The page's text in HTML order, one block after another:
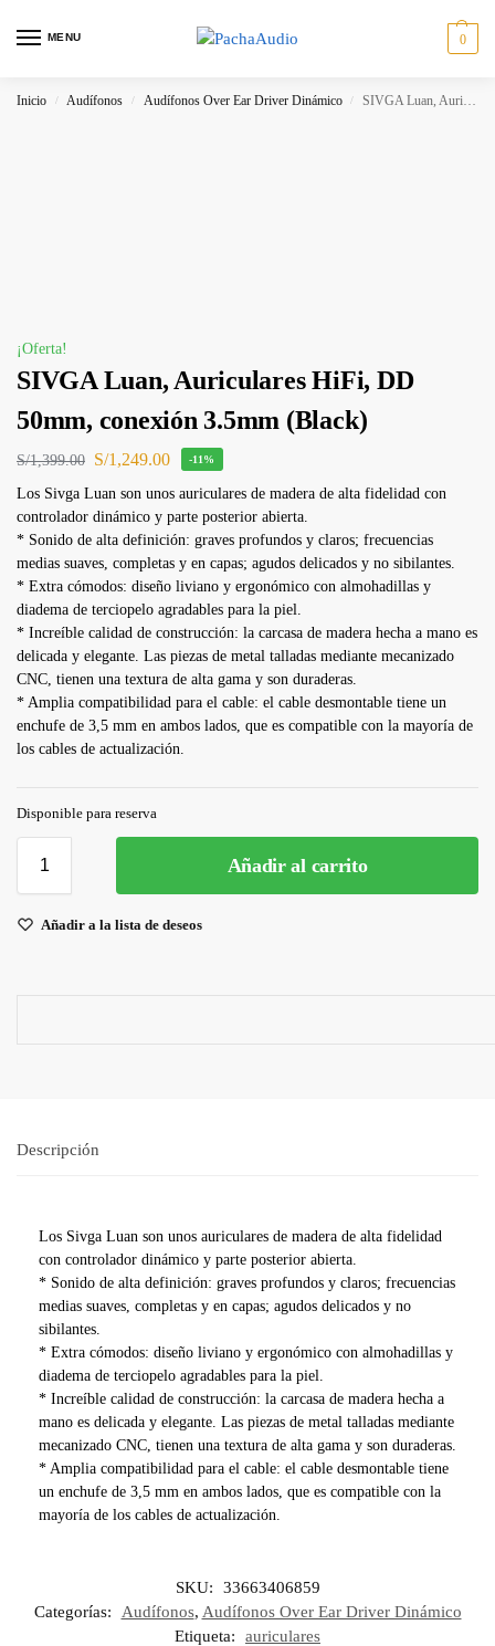
MENU 0
Inicio / Audífonos / Audífonos Over Ear Driver Dinámico / SIVGA Luan, Auriculares HiFi, DD 50mm, conexión 3.5mm (Black)
¡Oferta!
SIVGA Luan, Auriculares HiFi, DD
50mm, conexión 3.5mm (Black)
S/1,399.00 S/1,249.00 -11%
Los Sivga Luan son unos auriculares de madera de alta fidelidad con
controlador dinámico y parte posterior abierta.
* Sonido de alta definición: graves profundos y claros; frecuencias
medias suaves, completas y en capas; agudos delicados y no sibilantes.
* Extra cómodos: diseño liviano y ergonómico con almohadillas y
diadema de terciopelo agradables para la piel.
* Increíble calidad de construcción: la carcasa de madera hecha a mano es
delicada y elegante. Las piezas de metal talladas mediante mecanizado
CNC, tienen una textura de alta gama y son duraderas.
* Amplia compatibilidad para el cable: el cable desmontable tiene un
enchufe de 3,5 mm en ambos lados, que es compatible con la mayoría de
los cables de actualización.
Disponible para reserva
Añadir al carrito
Añadir a la lista de deseos
Descripción
Los Sivga Luan son unos auriculares de madera de alta fidelidad
con controlador dinámico y parte posterior abierta.
* Sonido de alta definición: graves profundos y claros; frecuencias
medias suaves, completas y en capas; agudos delicados y no
sibilantes.
* Extra cómodos: diseño liviano y ergonómico con almohadillas y
diadema de terciopelo agradables para la piel.
* Increíble calidad de construcción: la carcasa de madera hecha a
mano es delicada y elegante. Las piezas de metal talladas mediante
mecanizado CNC, tienen una textura de alta gama y son duraderas.
* Amplia compatibilidad para el cable: el cable desmontable tiene
un enchufe de 3,5 mm en ambos lados, que es compatible con la
mayoría de los cables de actualización.
SKU:
33663406859
Categorías:
Audífonos, Audífonos Over Ear Driver Dinámico
Etiqueta:
auriculares